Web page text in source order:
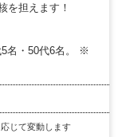
を担えます！
5名・50代6名。 ※
じて変動します